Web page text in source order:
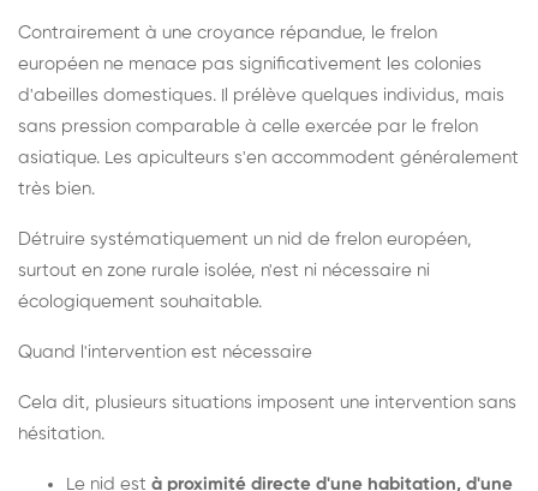
Contrairement à une croyance répandue, le frelon
européen ne menace pas significativement les colonies
d'abeilles domestiques. Il prélève quelques individus, mais
sans pression comparable à celle exercée par le frelon
asiatique. Les apiculteurs s'en accommodent généralement
très bien.
Détruire systématiquement un nid de frelon européen,
surtout en zone rurale isolée, n'est ni nécessaire ni
écologiquement souhaitable.
Quand l'intervention est nécessaire
Cela dit, plusieurs situations imposent une intervention sans
hésitation.
Le nid est à proximité directe d'une habitation, d'une